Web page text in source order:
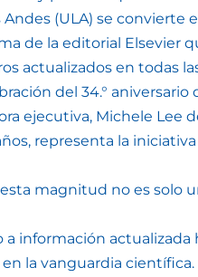
(ULA) se convierte
de la editorial Elsevier
actualizados en todas
del 34.° aniversario
ejecutiva, Michele Lee
representa la
magnitud no es solo
a información
la vanguardia científica.